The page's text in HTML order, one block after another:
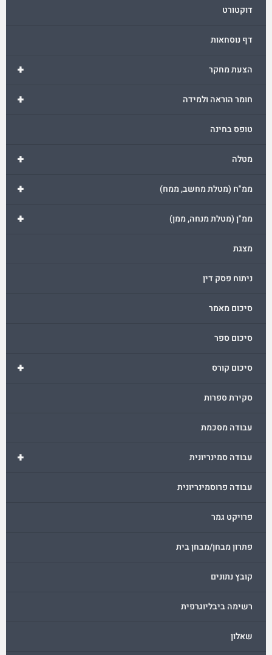
דוקטורט
דף נוסחאות
+ הצעת מחקר
+ חומר הוראה ולמידה
טופס בחינה
+ מטלה
+ ממ"ח (מטלת מחשב, ממח)
+ ממ"ן (מטלת מנחה, ממן)
מצגת
ניתוח פסק דין
סיכום מאמר
סיכום ספר
+ סיכום קורס
סקירת ספרות
עבודה מסכמת
+ עבודה סמינריונית
עבודה פרוסמינריונית
פרויקט גמר
פתרון מבחן/מבחן בית
קובץ נתונים
רשימה ביבליוגרפית
שאלון